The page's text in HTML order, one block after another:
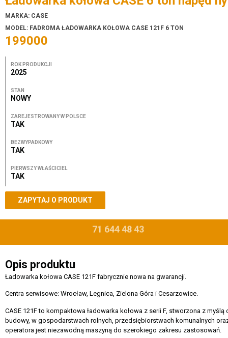
MARKA: CASE
MODEL: FADROMA ŁADOWARKA KOŁOWA CASE 121F 6 TON
199000
ROK PRODUKCJI
2025
STAN
NOWY
ZAREJESTROWANY W POLSCE
TAK
BEZWYPADKOWY
TAK
PIERWSZY WŁAŚCICIEL
TAK
ZAPYTAJ O PRODUKT
71 644 48 43
Opis produktu
Ładowarka kołowa CASE 121F fabrycznie nowa na gwarancji.
Centra serwisowe: Wrocław, Legnica, Zielona Góra i Cesarzowice.
CASE 121F to kompaktowa ładowarka kołowa z serii F, stworzona z
budowy, w gospodarstwach rolnych, przedsiębiorstwach komunalnych
operatora jest niezawodną maszyną do szerokiego zakresu zastosowań.